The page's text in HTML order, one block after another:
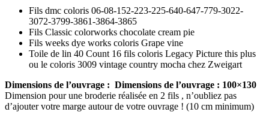
Fils dmc coloris 06-08-152-223-225-640-647-779-3022-
3072-3799-3861-3864-3865
Fils Classic colorworks chocolate cream pie
Fils weeks dye works coloris Grape vine
Toile de lin 40 Count 16 fils coloris Legacy Picture this plus
ou le coloris 3009 vintage country mocha chez Zweigart
Dimensions de l’ouvrage : Dimensions de l’ouvrage : 100×130
Dimension pour une broderie réalisée en 2 fils , n’oubliez pas
d’ajouter votre marge autour de votre ouvrage ! (10 cm minimum)